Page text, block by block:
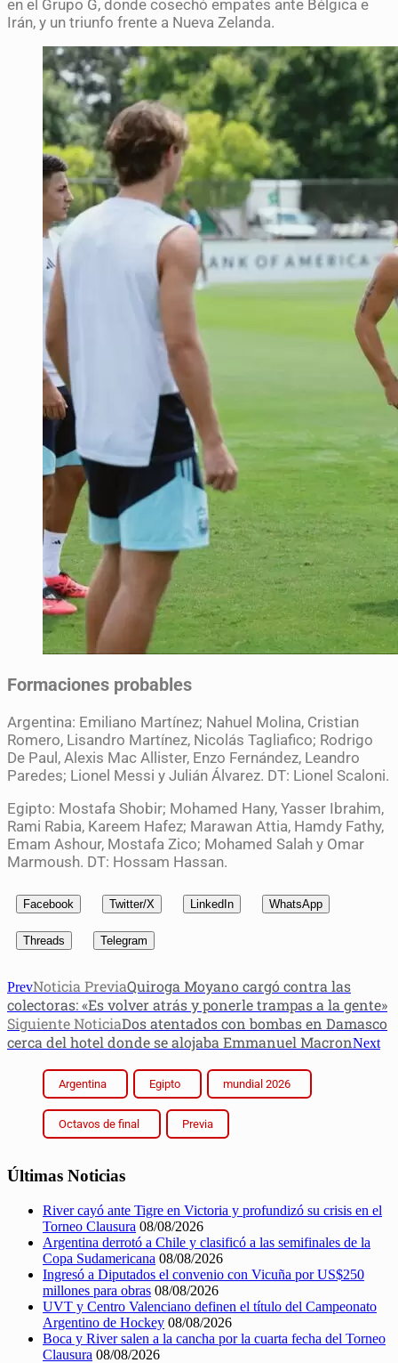
en el Grupo G, donde cosechó empates ante Bélgica e
Irán, y un triunfo frente a Nueva Zelanda.
Formaciones probables
Argentina: Emiliano Martínez; Nahuel Molina, Cristian
Romero, Lisandro Martínez, Nicolás Tagliafico; Rodrigo
De Paul, Alexis Mac Allister, Enzo Fernández, Leandro
Paredes; Lionel Messi y Julián Álvarez. DT: Lionel Scaloni.
Egipto: Mostafa Shobir; Mohamed Hany, Yasser Ibrahim,
Rami Rabia, Kareem Hafez; Marawan Attia, Hamdy Fathy,
Emam Ashour, Mostafa Zico; Mohamed Salah y Omar
Marmoush. DT: Hossam Hassan.
Facebook Twitter/X LinkedIn WhatsApp
Threads Telegram
PrevNoticia PreviaQuiroga Moyano cargó contra las
colectoras: «Es volver atrás y ponerle trampas a la gente»
Siguiente NoticiaDos atentados con bombas en Damasco
cerca del hotel donde se alojaba Emmanuel MacronNext
Argentina Egipto mundial 2026
Octavos de final Previa
Últimas Noticias
River cayó ante Tigre en Victoria y profundizó su crisis en el
Torneo Clausura 08/08/2026
Argentina derrotó a Chile y clasificó a las semifinales de la
Copa Sudamericana 08/08/2026
Ingresó a Diputados el convenio con Vicuña por US$250
millones para obras 08/08/2026
UVT y Centro Valenciano definen el título del Campeonato
Argentino de Hockey 08/08/2026
Boca y River salen a la cancha por la cuarta fecha del Torneo
Clausura 08/08/2026